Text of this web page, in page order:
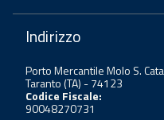
Indirizzo
Porto Mercantile Molo S.
Taranto (TA) - 74123
Codice Fiscale:
90048270731